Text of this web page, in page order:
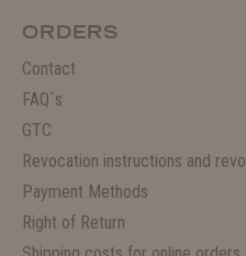
ORDERS
Contact
FAQ`s
GTC
Revocation instructions and
Payment Methods
Right of Return